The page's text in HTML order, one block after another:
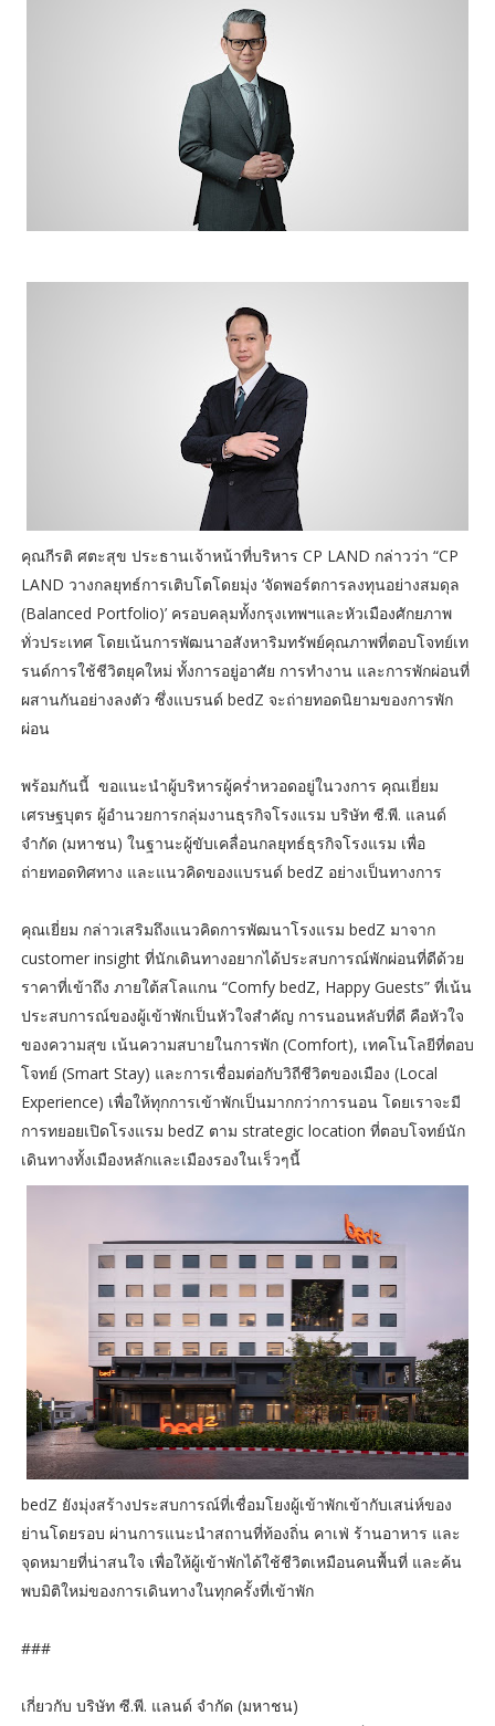
คุณกีรติ ศตะสุข ประธานเจ้าหน้าที่บริหาร CP LAND กล่าวว่า “CP
LAND วางกลยุทธ์การเติบโตโดยมุ่ง ‘จัดพอร์ตการลงทุนอย่างสมดุล
(Balanced Portfolio)’ ครอบคลุมทั้งกรุงเทพฯและหัวเมืองศักยภาพ
ทั่วประเทศ โดยเน้นการพัฒนาอสังหาริมทรัพย์คุณภาพที่ตอบโจทย์เท
รนด์การใช้ชีวิตยุคใหม่ ทั้งการอยู่อาศัย การทำงาน และการพักผ่อนที่
ผสานกันอย่างลงตัว ซึ่งแบรนด์ bedZ จะถ่ายทอดนิยามของการพัก
ผ่อน
พร้อมกันนี้ ขอแนะนำผู้บริหารผู้คร่ำหวอดอยู่ในวงการ คุณเยี่ยม
เศรษฐบุตร ผู้อำนวยการกลุ่มงานธุรกิจโรงแรม บริษัท ซี.พี. แลนด์
จำกัด (มหาชน) ในฐานะผู้ขับเคลื่อนกลยุทธ์ธุรกิจโรงแรม เพื่อ
ถ่ายทอดทิศทาง และแนวคิดของแบรนด์ bedZ อย่างเป็นทางการ
คุณเยี่ยม กล่าวเสริมถึงแนวคิดการพัฒนาโรงแรม bedZ มาจาก
customer insight ที่นักเดินทางอยากได้ประสบการณ์พักผ่อนที่ดีด้วย
ราคาที่เข้าถึง ภายใต้สโลแกน “Comfy bedZ, Happy Guests” ที่เน้น
ประสบการณ์ของผู้เข้าพักเป็นหัวใจสำคัญ การนอนหลับที่ดี คือหัวใจ
ของความสุข เน้นความสบายในการพัก (Comfort), เทคโนโลยีที่ตอบ
โจทย์ (Smart Stay) และการเชื่อมต่อกับวิถีชีวิตของเมือง (Local
Experience) เพื่อให้ทุกการเข้าพักเป็นมากกว่าการนอน โดยเราจะมี
การทยอยเปิดโรงแรม bedZ ตาม strategic location ที่ตอบโจทย์นัก
เดินทางทั้งเมืองหลักและเมืองรองในเร็วๆนี้
bedZ ยังมุ่งสร้างประสบการณ์ที่เชื่อมโยงผู้เข้าพักเข้ากับเสน่ห์ของ
ย่านโดยรอบ ผ่านการแนะนำสถานที่ท้องถิ่น คาเฟ่ ร้านอาหาร และ
จุดหมายที่น่าสนใจ เพื่อให้ผู้เข้าพักได้ใช้ชีวิตเหมือนคนพื้นที่ และค้น
พบมิติใหม่ของการเดินทางในทุกครั้งที่เข้าพัก
###
เกี่ยวกับ บริษัท ซี.พี. แลนด์ จำกัด (มหาชน)